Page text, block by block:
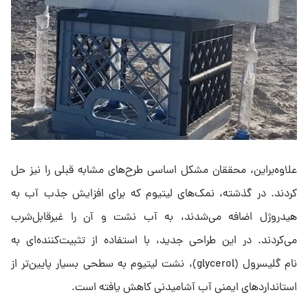
علاوه‌براین، محققان مشکل اساسی طرح‌های مشابه قبلی را نیز حل
کردند. در گذشته، نمک‌های لیتیوم که برای افزایش جذب آب به
هیدروژل اضافه می‌شدند، به آب نشت و آن را غیرقابل‌شرب
می‌کردند. در این طراحی جدید، با استفاده از تثبیت‌کننده‌ای به
نام گلیسرول (glycerol)، نشت لیتیوم به سطحی بسیار پایین‌تر از
استانداردهای ایمنی آب آشامیدنی کاهش یافته است.